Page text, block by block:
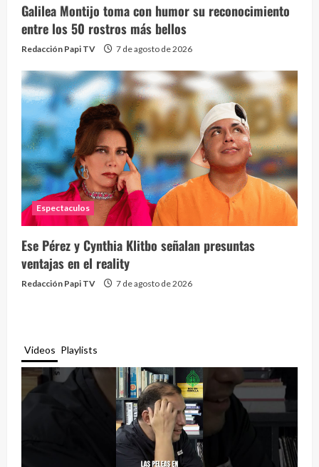
Galilea Montijo toma con humor su reconocimiento
entre los 50 rostros más bellos
Redacción Papi TV 7 de agosto de 2026
Espectaculos
Ese Pérez y Cynthia Klitbo señalan presuntas
ventajas en el reality
Redacción Papi TV 7 de agosto de 2026
Videos Playlists